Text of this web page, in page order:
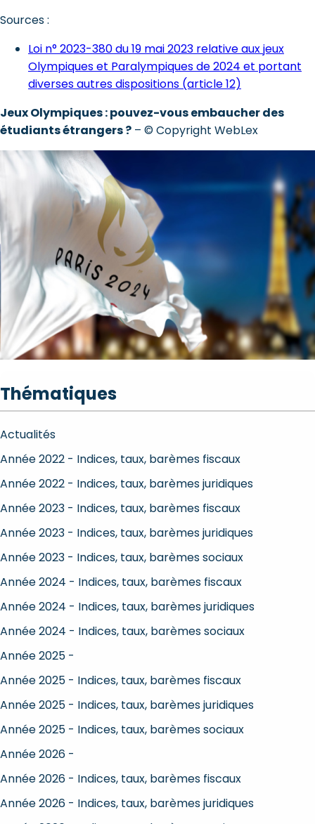
Sources :
Loi n° 2023-380 du 19 mai 2023 relative aux jeux
Olympiques et Paralympiques de 2024 et portant
diverses autres dispositions (article 12)
Jeux Olympiques : pouvez-vous embaucher des
étudiants étrangers ? – © Copyright WebLex
Thématiques
Actualités
Année 2022 - Indices, taux, barèmes fiscaux
Année 2022 - Indices, taux, barèmes juridiques
Année 2023 - Indices, taux, barèmes fiscaux
Année 2023 - Indices, taux, barèmes juridiques
Année 2023 - Indices, taux, barèmes sociaux
Année 2024 - Indices, taux, barèmes fiscaux
Année 2024 - Indices, taux, barèmes juridiques
Année 2024 - Indices, taux, barèmes sociaux
Année 2025 -
Année 2025 - Indices, taux, barèmes fiscaux
Année 2025 - Indices, taux, barèmes juridiques
Année 2025 - Indices, taux, barèmes sociaux
Année 2026 -
Année 2026 - Indices, taux, barèmes fiscaux
Année 2026 - Indices, taux, barèmes juridiques